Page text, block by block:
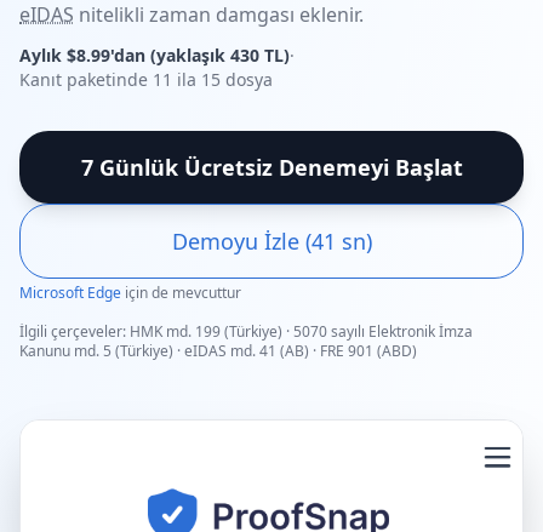
eIDAS nitelikli zaman damgası eklenir.
Aylık $8.99'dan (yaklaşık 430 TL)·
Kanıt paketinde 11 ila 15 dosya
7 Günlük Ücretsiz Denemeyi Başlat
Demoyu İzle (41 sn)
Microsoft Edge için de mevcuttur
İlgili çerçeveler: HMK md. 199 (Türkiye) · 5070 sayılı Elektronik İmza
Kanunu md. 5 (Türkiye) · eIDAS md. 41 (AB) · FRE 901 (ABD)